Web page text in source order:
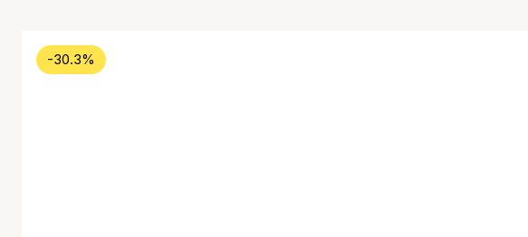
-30.3%